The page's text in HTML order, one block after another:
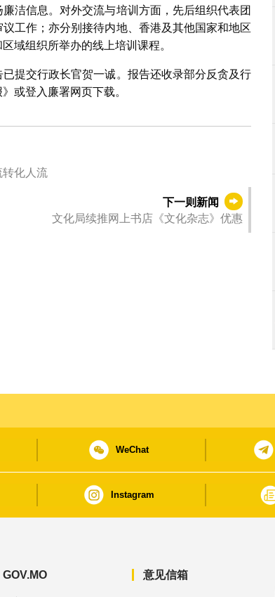
洁信息。对外交流与培训方面，先后组织代表团
工作；亦分别接待内地、香港及其他国家和地区
域组织所举办的线上培训课程。
提交行政长官贺一诚。报告还收录部分反贪及行
或登入廉署网页下载。
转化人流
下一则新闻
文化局续推网上书店《文化杂志》优惠
WeChat
Instagram
GOV.MO 意见信箱